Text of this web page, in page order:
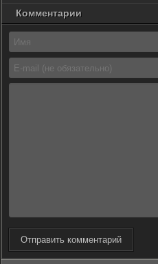
Комментарии
Отправить комментарий